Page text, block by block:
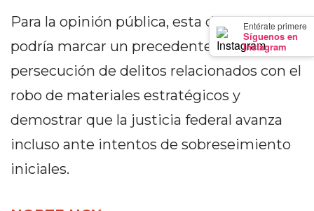
×
Entérate primero
Síguenos en
Instagram
WHEY
PROTEIN
EN
DÓNDE
COMPRAR
EL
GIMNASIO
Para la opinión pública, esta decisión
podría marcar un precedente en la
persecución de delitos relacionados con el
robo de materiales estratégicos y
demostrar que la justicia federal avanza
incluso ante intentos de sobreseimiento
iniciales.